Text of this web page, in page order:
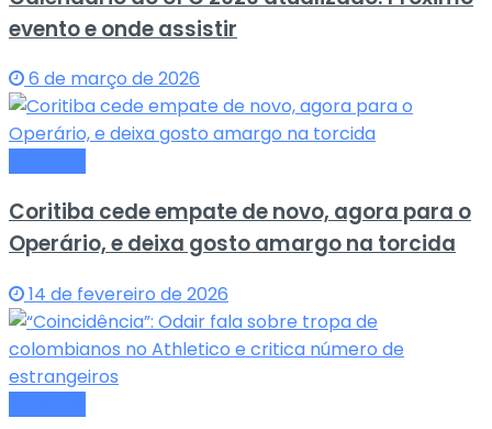
evento e onde assistir
6 de março de 2026
Coritiba cede empate de novo, agora para o
Operário, e deixa gosto amargo na torcida
14 de fevereiro de 2026